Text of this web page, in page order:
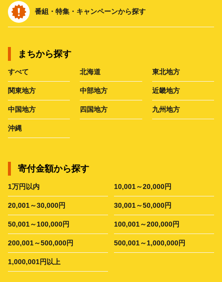
番組・特集・キャンペーンから探す
まちから探す
すべて 北海道 東北地方
関東地方 中部地方 近畿地方
中国地方 四国地方 九州地方
沖縄
寄付金額から探す
1万円以内 10,001～20,000円
20,001～30,000円 30,001～50,000円
50,001～100,000円 100,001～200,000円
200,001～500,000円 500,001～1,000,000円
1,000,001円以上